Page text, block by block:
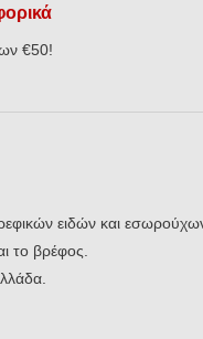
€50!
ειδών και
το βρέφος.